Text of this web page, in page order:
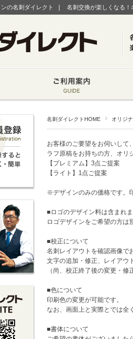
の名刺ダイレクト 名刺交換が楽しくなる
名刺ダイレクトHOME オリジ
お客様のご要望をお伺いして
ラフ原稿をお持ちの方、オリ
【プレミアム】3点ご提案
【ライト】1点ご提案
※デザインのみの価格です。
■ロゴのデザイン料は含まれま
ロゴデザインをご希望の方は
■校正について
名刺レイアウトを確認画像で
文字の追加・修正、レイアウ
（尚、校正終了後の変更・修
■色について
印刷色の変更が可能です。
なお、画面上と実際とでは全
■書体について